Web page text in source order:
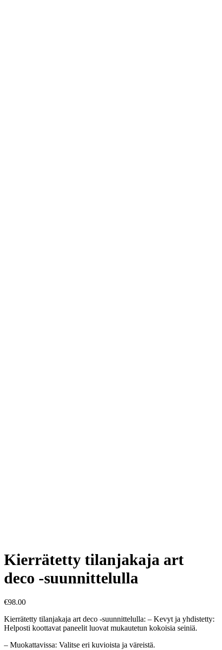
Kierrätetty tilanjakaja art
deco -suunnittelulla
€98.00
Kierrätetty tilanjakaja art deco -suunnittelulla: – Kevyt ja yhdistetty:
Helposti koottavat paneelit luovat mukautetun kokoisia seiniä.
– Muokattavissa: Valitse eri kuvioista ja väreistä.